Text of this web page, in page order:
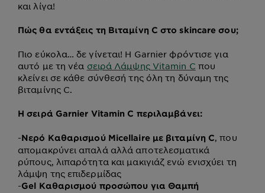
και λίγα!
Πώς θα εντάξεις τη Βιταμίνη C στο skincare σου;
Πιο εύκολα… δε γίνεται! Η Garnier φρόντισε για
αυτό με τη νέα σειρά Λάμψης Vitamin C που
κλείνει σε κάθε σύνθεσή της όλη τη δύναμη της
βιταμίνης C.
Η σειρά Garnier Vitamin C περιλαμβάνει:
-Νερό Καθαρισμού Micellaire με βιταμίνη C, που
απομακρύνει απαλά αλλά αποτελεσματικά
ρύπους, λιπαρότητα και μακιγιάζ ενώ ενισχύει τη
λάμψη της επιδερμίδας
-Gel Καθαρισμού προσώπου για Θαμπή